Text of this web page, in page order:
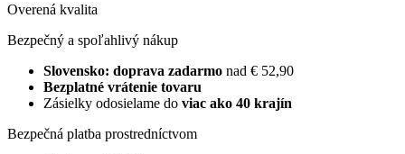
Overená kvalita
Bezpečný a spoľahlivý nákup
Slovensko: doprava zadarmo nad € 52,90
Bezplatné vrátenie tovaru
Zásielky odosielame do viac ako 40 krajín
Bezpečná platba prostredníctvom